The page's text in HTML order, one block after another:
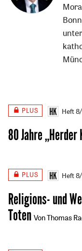
PLUS Heft
80 Jahre
PLUS Heft
Religions- und
Toten Von Thomas